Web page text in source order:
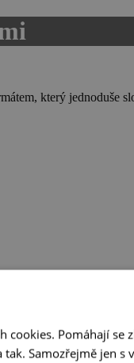
který jednoduše
cookies. Pomáhají se
Samozřejmě jen s